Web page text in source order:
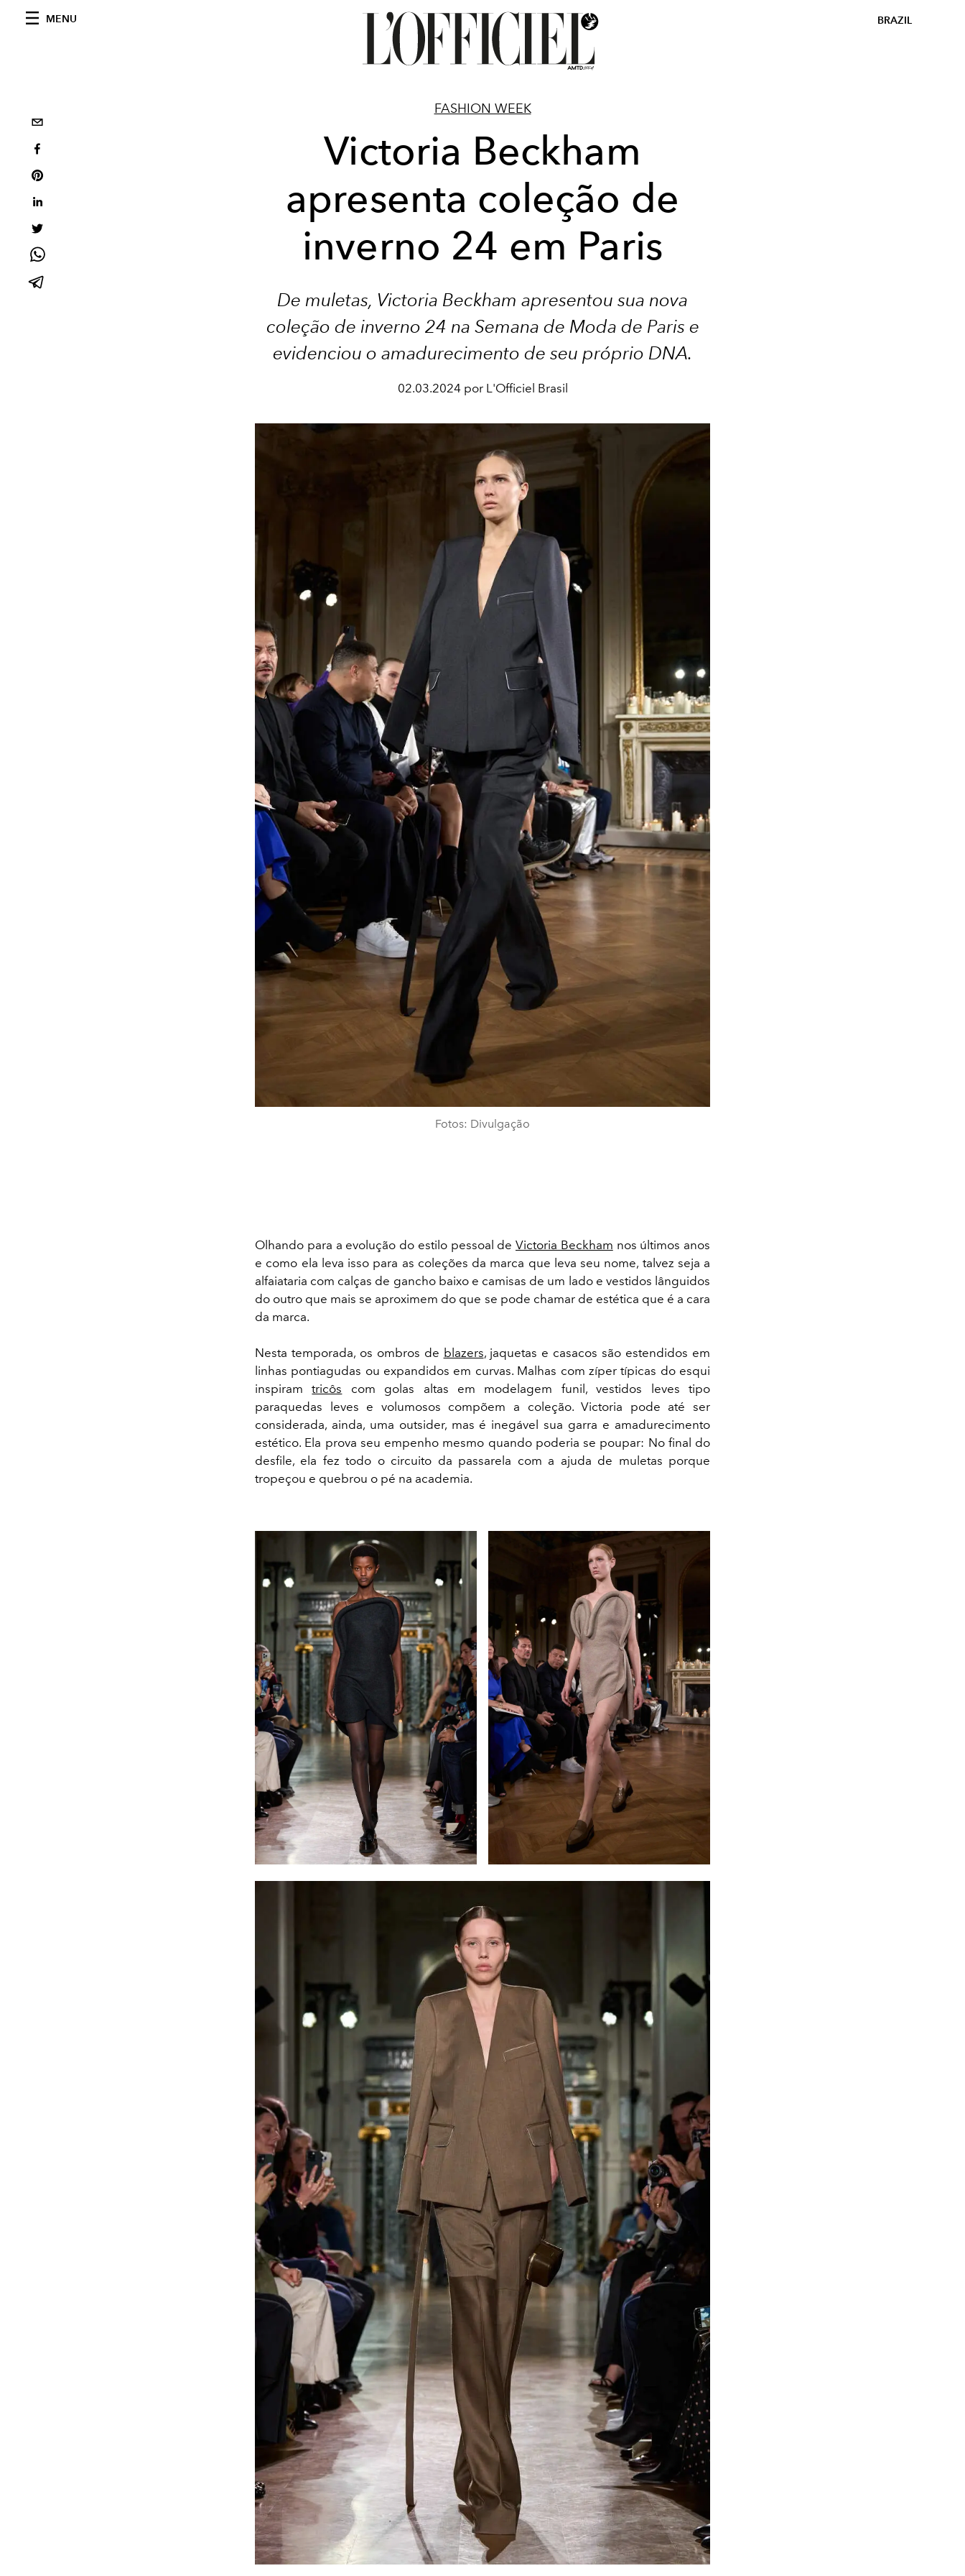
MENU BRAZIL
FASHION WEEK
Victoria Beckham
apresenta coleção de
inverno 24 em Paris
De muletas, Victoria Beckham apresentou sua nova
coleção de inverno 24 na Semana de Moda de Paris e
evidenciou o amadurecimento de seu próprio DNA.
02.03.2024 por L'Officiel Brasil
Fotos: Divulgação
Olhando para a evolução do estilo pessoal de Victoria Beckham nos últimos anos
e como ela leva isso para as coleções da marca que leva seu nome, talvez seja a
alfaiataria com calças de gancho baixo e camisas de um lado e vestidos lânguidos
do outro que mais se aproximem do que se pode chamar de estética que é a cara
da marca.
Nesta temporada, os ombros de blazers, jaquetas e casacos são estendidos em
linhas pontiagudas ou expandidos em curvas. Malhas com zíper típicas do esqui
inspiramtricôs com golas altas em modelagem funil, vestidos leves tipo
paraquedas leves e volumosos compõem a coleção. Victoria pode até ser
considerada, ainda, uma outsider, mas é inegável sua garra e amadurecimento
estético. Ela prova seu empenho mesmo quando poderia se poupar: No final do
desfile, ela fez todo o circuito da passarela com a ajuda de muletas porque
tropeçou e quebrou o pé na academia.